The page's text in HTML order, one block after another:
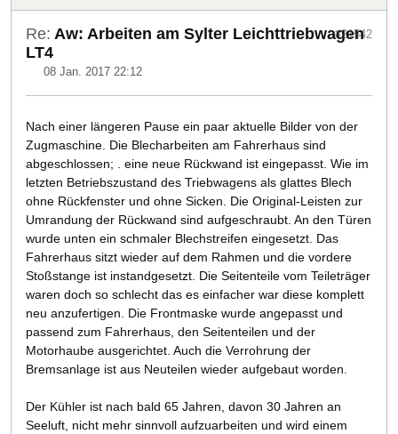
Re: Aw: Arbeiten am Sylter Leichttriebwagen
LT4
08 Jan. 2017 22:12
#21542
Nach einer längeren Pause ein paar aktuelle Bilder von der
Zugmaschine. Die Blecharbeiten am Fahrerhaus sind
abgeschlossen; . eine neue Rückwand ist eingepasst. Wie im
letzten Betriebszustand des Triebwagens als glattes Blech
ohne Rückfenster und ohne Sicken. Die Original-Leisten zur
Umrandung der Rückwand sind aufgeschraubt. An den Türen
wurde unten ein schmaler Blechstreifen eingesetzt. Das
Fahrerhaus sitzt wieder auf dem Rahmen und die vordere
Stoßstange ist instandgesetzt. Die Seitenteile vom Teileträger
waren doch so schlecht das es einfacher war diese komplett
neu anzufertigen. Die Frontmaske wurde angepasst und
passend zum Fahrerhaus, den Seitenteilen und der
Motorhaube ausgerichtet. Auch die Verrohrung der
Bremsanlage ist aus Neuteilen wieder aufgebaut worden.
Der Kühler ist nach bald 65 Jahren, davon 30 Jahren an
Seeluft, nicht mehr sinnvoll aufzuarbeiten und wird einem